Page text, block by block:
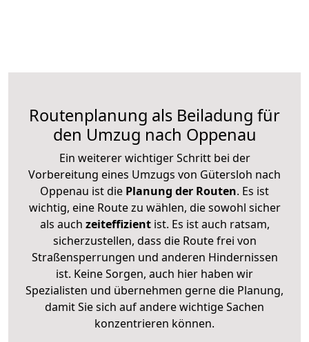
Routenplanung als Beiladung für
den Umzug nach Oppenau
Ein weiterer wichtiger Schritt bei der
Vorbereitung eines Umzugs von Gütersloh nach
Oppenau ist die Planung der Routen. Es ist
wichtig, eine Route zu wählen, die sowohl sicher
als auch zeiteffizientist. Es ist auch ratsam,
sicherzustellen, dass die Route frei von
Straßensperrungen und anderen Hindernissen
ist. Keine Sorgen, auch hier haben wir
Spezialisten und übernehmen gerne die Planung,
damit Sie sich auf andere wichtige Sachen
konzentrieren können.